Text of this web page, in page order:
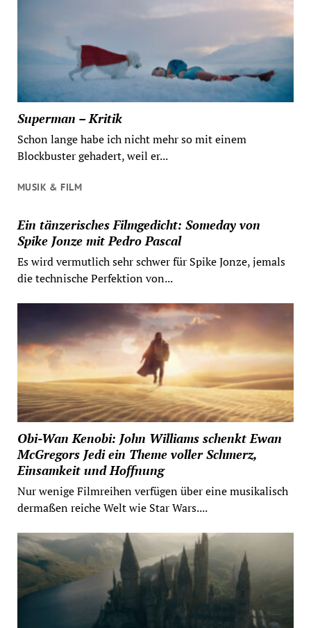
Superman – Kritik
Schon lange habe ich nicht mehr so mit einem
Blockbuster gehadert, weil er...
MUSIK & FILM
Ein tänzerisches Filmgedicht: Someday von
Spike Jonze mit Pedro Pascal
Es wird vermutlich sehr schwer für Spike Jonze, jemals
die technische Perfektion von...
Obi-Wan Kenobi: John Williams schenkt Ewan
McGregors Jedi ein Theme voller Schmerz,
Einsamkeit und Hoffnung
Nur wenige Filmreihen verfügen über eine musikalisch
dermaßen reiche Welt wie Star Wars....